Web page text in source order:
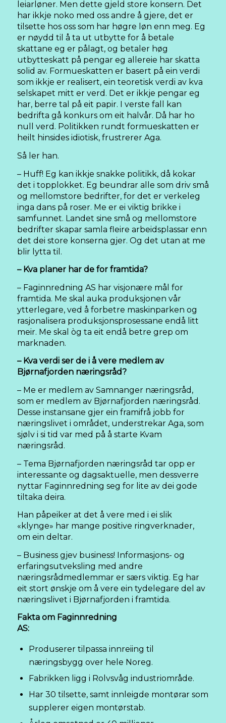
leiarløner. Men dette gjeld store konsern. Det
har ikkje noko med oss andre å gjere, det er
tilsette hos oss som har høgre løn enn meg. Eg
er nøydd til å ta ut utbytte for å betale
skattane eg er pålagt, og betaler høg
utbytteskatt på pengar eg allereie har skatta
solid av. Formueskatten er basert på ein verdi
som ikkje er realisert, ein teoretisk verdi av kva
selskapet mitt er verd. Det er ikkje pengar eg
har, berre tal på eit papir. I verste fall kan
bedrifta gå konkurs om eit halvår. Då har ho
null verd. Politikken rundt formueskatten er
heilt hinsides idiotisk, frustrerer Aga.
Så ler han.
– Huff! Eg kan ikkje snakke politikk, då kokar
det i topplokket. Eg beundrar alle som driv små
og mellomstore bedrifter, for det er verkeleg
inga dans på roser. Me er ei viktig brikke i
samfunnet. Landet sine små og mellomstore
bedrifter skapar samla fleire arbeidsplassar enn
det dei store konserna gjer. Og det utan at me
blir lytta til.
– Kva planer har de for framtida?
– Faginnredning AS har visjonære mål for
framtida. Me skal auka produksjonen vår
ytterlegare, ved å forbetre maskinparken og
rasjonalisera produksjonsprosessane endå litt
meir. Me skal òg ta eit endå betre grep om
marknaden.
– Kva verdi ser de i å vere medlem av
Bjørnafjorden næringsråd?
– Me er medlem av Samnanger næringsråd,
som er medlem av Bjørnafjorden næringsråd.
Desse instansane gjer ein framifrå jobb for
næringslivet i området, understrekar Aga, som
sjølv i si tid var med på å starte Kvam
næringsråd.
– Tema Bjørnafjorden næringsråd tar opp er
interessante og dagsaktuelle, men dessverre
nyttar Faginnredning seg for lite av dei gode
tiltaka deira.
Han påpeiker at det å vere med i ei slik
«klynge» har mange positive ringverknader,
om ein deltar.
– Business gjev business! Informasjons- og
erfaringsutveksling med andre
næringsrådmedlemmar er særs viktig. Eg har
eit stort ønskje om å vere ein tydelegare del av
næringslivet i Bjørnafjorden i framtida.
Fakta om Faginnredning
Produserer tilpassa innreiing til
næringsbygg over hele Noreg.
Fabrikken ligg i Rolvsvåg industriområde.
Har 30 tilsette, samt innleigde montørar som
supplerer eigen montørstab.